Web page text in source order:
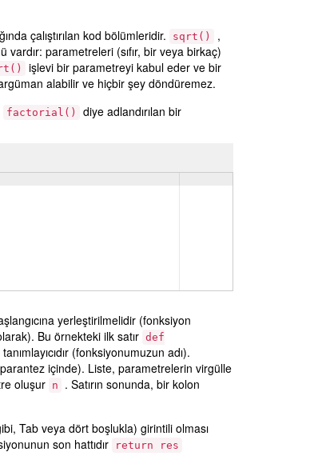
çalıştırılan kod bölümleridir. sqrt() ,
vardır: parametreleri (sıfır, bir veya birkaç)
işlevi bir parametreyi kabul eder ve bir
alabilir ve hiçbir şey döndüremez.
factorial()
diye adlandırılan bir
yerleştirilmelidir (fonksiyon
Bu örnekteki ilk satır def
(fonksiyonumuzun adı).
içinde). Liste, parametrelerin virgülle
oluşur n
. Satırın sonunda, bir kolon
Tab veya dört boşlukla) girintili olması
son hattıdır return res